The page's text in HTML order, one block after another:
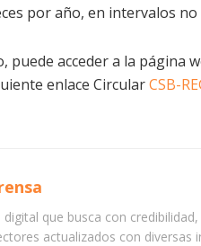
por año, en intervalos no
acceder a la página
enlace CircularCSB-
que busca con
actualizados con